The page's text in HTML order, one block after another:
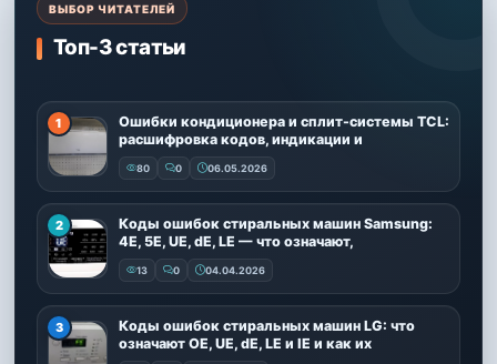
ВЫБОР ЧИТАТЕЛЕЙ
Топ-3 статьи
Ошибки кондиционера и сплит-системы TCL:
расшифровка кодов, индикации и
80 0 06.05.2026
Коды ошибок стиральных машин Samsung:
4E, 5E, UE, dE, LE — что означают,
13 0 04.04.2026
Коды ошибок стиральных машин LG: что
означают OE, UE, dE, LE и IE и как их